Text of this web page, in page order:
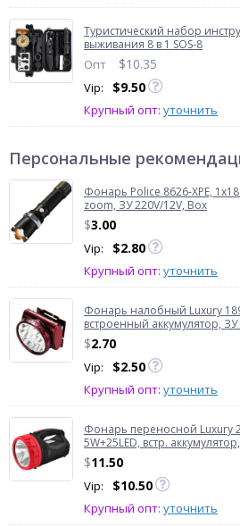
Туристический набор
выживания 8 в 1 SOS-8
Опт $10.35
Vip: $9.50
Крупный опт: уточнить
Персональные
Фонарь Police 8626-XPE,
zoom, ЗУ 220V/12V, Box
$3.00
Vip: $2.80
Крупный опт: уточнить
Фонарь налобный Luxury
встроенный аккумулятор, ЗУ
$2.70
Vip: $2.50
Крупный опт: уточнить
Фонарь переносной Luxury
5W+25LED, встр.
$11.50
Vip: $10.50
Крупный опт: уточнить